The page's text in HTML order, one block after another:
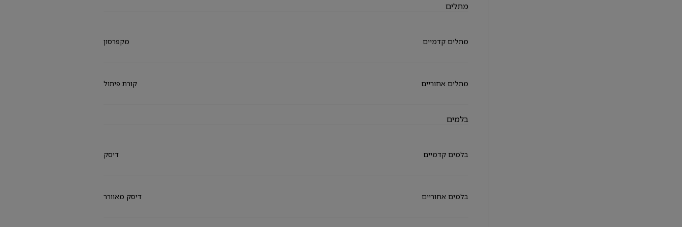
מתלים
מתלים קדמיים מקפרסון
מתלים אחוריים קורת פיתול
בלמים
בלמים קדמיים דיסק
בלמים אחוריים דיסק מאוורר